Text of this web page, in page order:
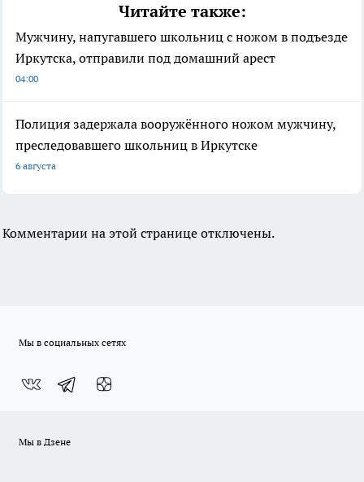
Читайте также:
Мужчину, напугавшего школьниц с ножом в подъезде
Иркутска, отправили под домашний арест
04:00
Полиция задержала вооружённого ножом мужчину,
преследовавшего школьниц в Иркутске
6 августа
Комментарии на этой странице отключены.
Мы в социальных сетях
Мы в Дзене